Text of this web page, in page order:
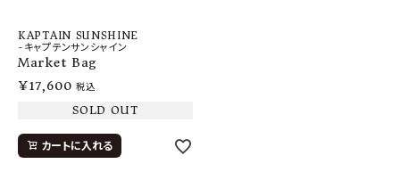
KAPTAIN SUNSHINE
-キャプテンサンシャイン
Market Bag
¥17,600 税込
SOLD OUT
カートに入れる